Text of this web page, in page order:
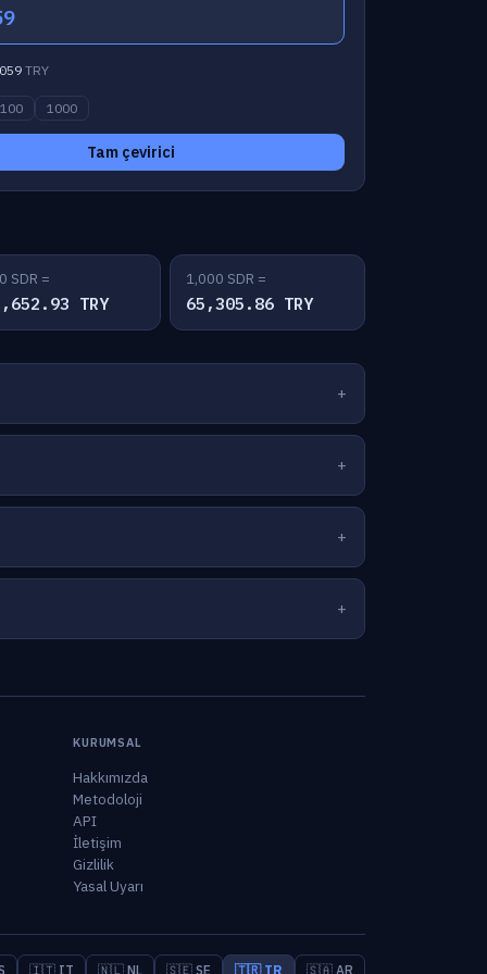
TRY
100 1000
Tam çevirici
SDR =
TRY
1,000 SDR =
65,305.86 TRY
KURUMSAL
Hakkımızda
Metodoloji
API
İletişim
Gizlilik
Yasal Uyarı
🇮🇹 IT 🇳🇱 NL 🇸🇪 SE 🇹🇷 TR 🇸🇦 AR